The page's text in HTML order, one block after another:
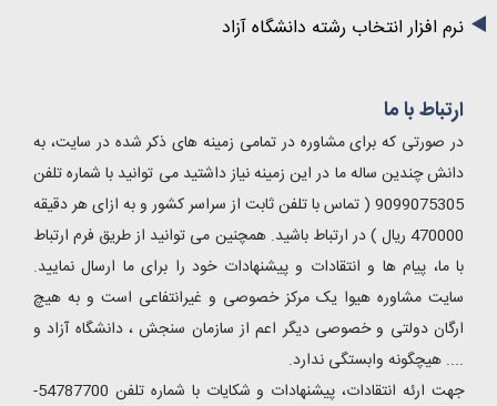
نرم افزار انتخاب رشته دانشگاه آزاد
ارتباط با ما
در صورتی که برای مشاوره در تمامی زمینه های ذکر شده در سایت، به
دانش چندین ساله ما در این زمینه نیاز داشتید می توانید با شماره تلفن
9099075305 ( تماس با تلفن ثابت از سراسر کشور و به ازای هر دقیقه
470000 ریال ) در ارتباط باشید. همچنین می توانید از طریق فرم ارتباط
با ما، پیام ها و انتقادات و پیشنهادات خود را برای ما ارسال نمایید.
سایت مشاوره هیوا یک مرکز خصوصی و غیرانتفاعی است و به هیچ
ارگان دولتی و خصوصی دیگر اعم از سازمان سنجش ، دانشگاه آزاد و
.... هیچگونه وابستگی ندارد.
جهت ارئه انتقادات، پیشنهادات و شکایات با شماره تلفن 54787700-